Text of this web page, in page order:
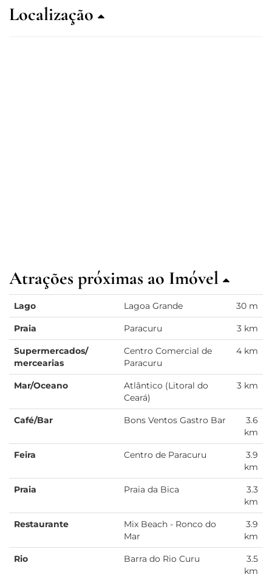
Localização
Atrações próximas ao Imóvel
Lago Lagoa Grande 30 m
Praia Paracuru 3 km
Supermercados/
mercearias
Centro Comercial de
Paracuru
4 km
Mar/Oceano
Atlântico (Litoral do
Ceará)
3 km
Café/Bar Bons Ventos Gastro Bar
3.6
km
Feira Centro de Paracuru
3.9
km
Praia Praia da Bica
3.3
km
Restaurante
Mix Beach - Ronco do
Mar
3.9
km
Rio Barra do Rio Curu
3.5
km